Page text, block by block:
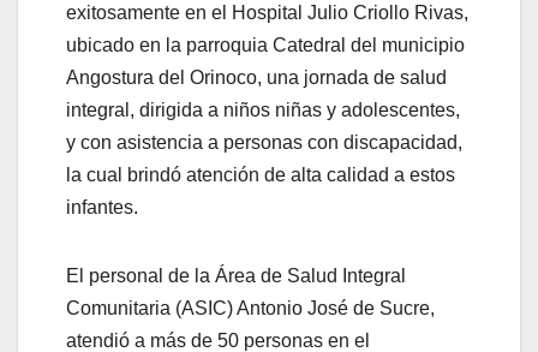
exitosamente en el Hospital Julio Criollo Rivas,
ubicado en la parroquia Catedral del municipio
Angostura del Orinoco, una jornada de salud
integral, dirigida a niños niñas y adolescentes,
y con asistencia a personas con discapacidad,
la cual brindó atención de alta calidad a estos
infantes.
El personal de la Área de Salud Integral
Comunitaria (ASIC) Antonio José de Sucre,
atendió a más de 50 personas en el